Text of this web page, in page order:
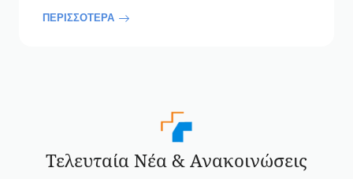
ΠΕΡΙΣΣΟΤΕΡΑ
Τελευταία Νέα & Ανακοινώσεις